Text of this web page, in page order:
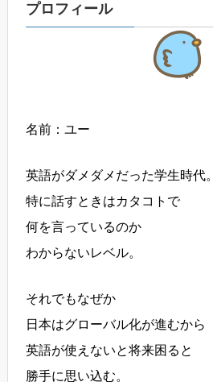
プロフィール
名前：ユー
英語がダメダメだった学生時代。
特に話すときはカタコトで
何を言っているのか
わからないレベル。
それでもなぜか
日本はグローバル化が進むから
英語が使えないと将来困ると
勝手に思い込む。